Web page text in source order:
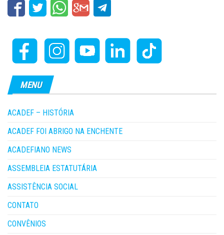
MENU
ACADEF – HISTÓRIA
ACADEF FOI ABRIGO NA ENCHENTE
ACADEFIANO NEWS
ASSEMBLEIA ESTATUTÁRIA
ASSISTÊNCIA SOCIAL
CONTATO
CONVÊNIOS